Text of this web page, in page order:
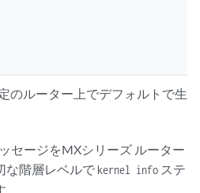
のルーター上でデフォルトで生
セージをMXシリーズ ルーター
な階層レベルで kernel info ステ